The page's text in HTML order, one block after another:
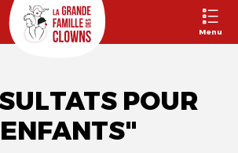
Menu
POUR